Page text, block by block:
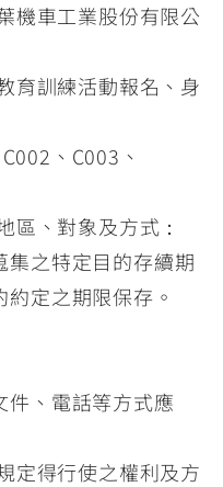
機車工業股份有限公
育訓練活動報名、身
、C003、
區、對象及方式：
集之特定目的存續期
定之期限保存。
件、電話等方式應
定得行使之權利及方